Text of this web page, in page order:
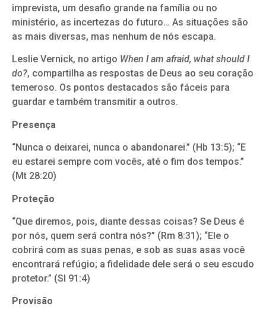
imprevista, um desafio grande na família ou no
ministério, as incertezas do futuro… As situações são
as mais diversas, mas nenhum de nós escapa.
Leslie Vernick, no artigo When I am afraid, what should I
do?, compartilha as respostas de Deus ao seu coração
temeroso. Os pontos destacados são fáceis para
guardar e também transmitir a outros.
Presença
“Nunca o deixarei, nunca o abandonarei.” (Hb 13:5); “E
eu estarei sempre com vocês, até o fim dos tempos.”
(Mt 28:20)
Proteção
“Que diremos, pois, diante dessas coisas? Se Deus é
por nós, quem será contra nós?” (Rm 8:31); “Ele o
cobrirá com as suas penas, e sob as suas asas você
encontrará refúgio; a fidelidade dele será o seu escudo
protetor.” (Sl 91:4)
Provisão